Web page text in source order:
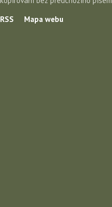
RSS
Mapa webu